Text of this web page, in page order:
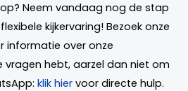
Neem vandaag nog de stap
kijkervaring! Bezoek onze
informatie over onze
hebt, aarzel dan niet om
klik hier voor directe hulp.